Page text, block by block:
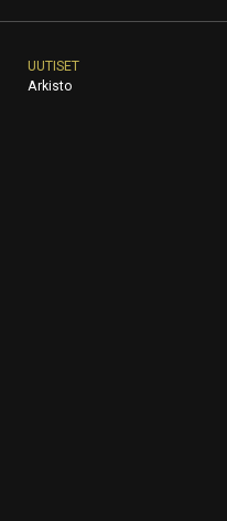
UUTISET
Arkisto